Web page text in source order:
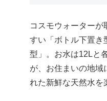
コスモウォーター
すい「ボトル下置き
型」。お水は12Lと
が、お住まいの地域
れた新鮮な天然水を